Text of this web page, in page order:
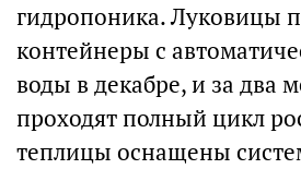
гидропоника. Луковицы
контейнеры с
воды в декабре, и за два
проходят полный цикл
теплицы оснащены